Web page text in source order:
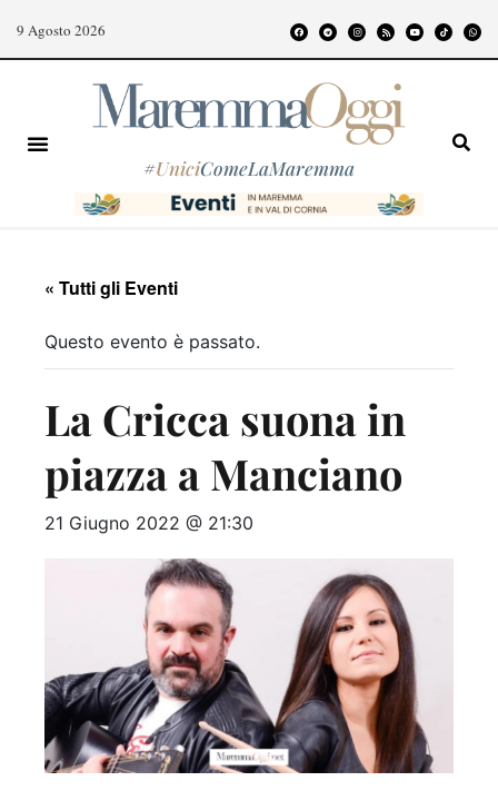
9 Agosto 2026
#UniciComeLaMaremma
« Tutti gli Eventi
Questo evento è passato.
La Cricca suona in
piazza a Manciano
21 Giugno 2022 @ 21:30